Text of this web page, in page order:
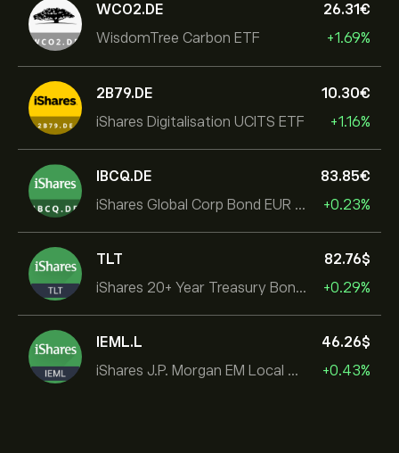
WCO2.DE
WisdomTree Carbon ETF
26.31‎€‎
+1.69%
2B79.DE
iShares Digitalisation UCITS ETF
10.30‎€‎
+1.16%
IBCQ.DE
iShares Global Corp Bond EUR Hedged UCITS ETF Dist
83.85‎€‎
+0.23%
TLT
iShares 20+ Year Treasury Bond ETF
82.76‎$‎
+0.29%
IEML.L
iShares J.P. Morgan EM Local Govt Bond UCITS ETF
46.26‎$‎
+0.43%